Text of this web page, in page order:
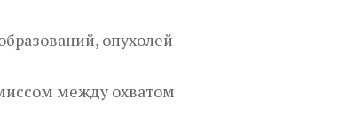
опухолей
между охватом